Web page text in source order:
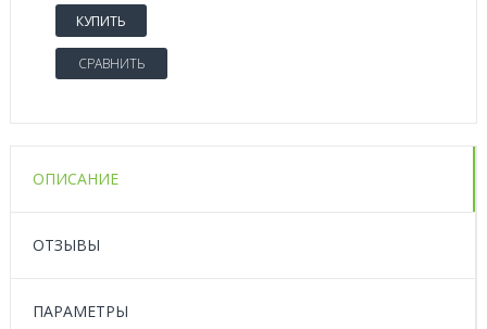
КУПИТЬ
СРАВНИТЬ
ОПИСАНИЕ
ОТЗЫВЫ
ПАРАМЕТРЫ